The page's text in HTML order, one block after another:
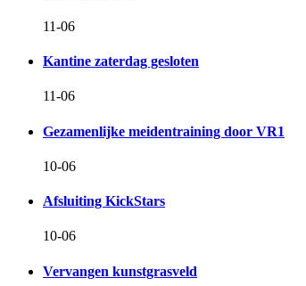
11-06
Kantine zaterdag gesloten
11-06
Gezamenlijke meidentraining door VR1
10-06
Afsluiting KickStars
10-06
Vervangen kunstgrasveld